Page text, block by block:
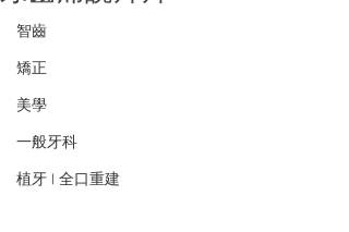
智齒
矯正
美學
一般牙科
植牙 | 全口重建